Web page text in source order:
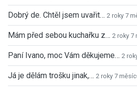
Dobrý de. Chtěl jsem uvařit… 2 roky 7
Mám před sebou kuchařku z… 2 roky 7
Paní Ivano, moc Vám děkujeme… 2
Já je dělám trošku jinak,… 2 roky 7